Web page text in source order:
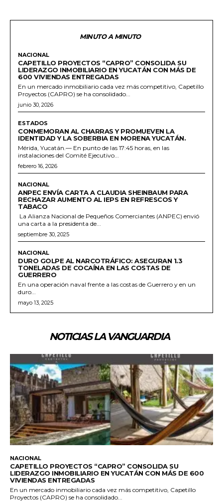
MINUTO A MINUTO
NACIONAL
CAPETILLO PROYECTOS “CAPRO” CONSOLIDA SU
LIDERAZGO INMOBILIARIO EN YUCATÁN CON MÁS DE
600 VIVIENDAS ENTREGADAS
En un mercado inmobiliario cada vez más competitivo, Capetillo
Proyectos (CAPRO) se ha consolidado...
junio 30, 2026
ESTADOS
CONMEMORAN AL CHARRAS Y PROMUEVEN LA
IDENTIDAD Y LA SOBERBIA EN MORENA YUCATÁN.
Mérida, Yucatán.— En punto de las 17:45 horas, en las
instalaciones del Comité Ejecutivo...
febrero 16, 2026
NACIONAL
ANPEC ENVÍA CARTA A CLAUDIA SHEINBAUM PARA
RECHAZAR AUMENTO AL IEPS EN REFRESCOS Y
TABACO
La Alianza Nacional de Pequeños Comerciantes (ANPEC) envió
una carta a la presidenta de...
septiembre 30, 2025
NACIONAL
DURO GOLPE AL NARCOTRÁFICO: ASEGURAN 1.3
TONELADAS DE COCAÍNA EN LAS COSTAS DE
GUERRERO
En una operación naval frente a las costas de Guerrero y en un
duro...
mayo 13, 2025
NOTICIAS LA VANGUARDIA
NACIONAL
CAPETILLO PROYECTOS “CAPRO” CONSOLIDA SU
LIDERAZGO INMOBILIARIO EN YUCATÁN CON MÁS DE 600
VIVIENDAS ENTREGADAS
En un mercado inmobiliario cada vez más competitivo, Capetillo
Proyectos (CAPRO) se ha consolidado...